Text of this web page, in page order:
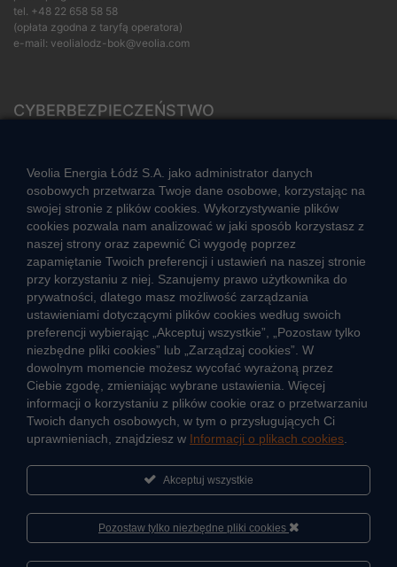
tel. +48 22 658 58 58
(opłata zgodna z taryfą operatora)
e-mail: veolialodz-bok@veolia.com
CYBERBEZPIECZEŃSTWO
CIEPŁO SYSTEMOWE
Zalety ciepła systemowego
Ciepło przez cały rok
Usługi okołociepłownicze
Informacje ciepła systemowego
JAK POWSTAJE CIEPŁO
ŹRÓDŁA CIEPŁA
Mapa sieci ciepłowniczej
KIERUNKI ROZWOJU SIECI CIEPŁOWNICZEJ
CO TO JEST KOGENERACJA
Veolia Energia Łódź S.A. jako administrator danych
osobowych przetwarza Twoje dane osobowe, korzystając na
swojej stronie z plików cookies. Wykorzystywanie plików
cookies pozwala nam analizować w jaki sposób korzystasz z
naszej strony oraz zapewnić Ci wygodę poprzez
zapamiętanie Twoich preferencji i ustawień na naszej stronie
przy korzystaniu z niej. Szanujemy prawo użytkownika do
prywatności, dlatego masz możliwość zarządzania
ustawieniami dotyczącymi plików cookies według swoich
preferencji wybierając „Akceptuj wszystkie”, „Pozostaw tylko
niezbędne pliki cookies” lub „Zarządzaj cookies”. W
dowolnym momencie możesz wycofać wyrażoną przez
Ciebie zgodę, zmieniając wybrane ustawienia. Więcej
informacji o korzystaniu z plików cookie oraz o przetwarzaniu
Twoich danych osobowych, w tym o przysługujących Ci
uprawnieniach, znajdziesz w Informacji o plikach cookies
Akceptuj wszystkie
Pozostaw tylko niezbędne pliki cookies